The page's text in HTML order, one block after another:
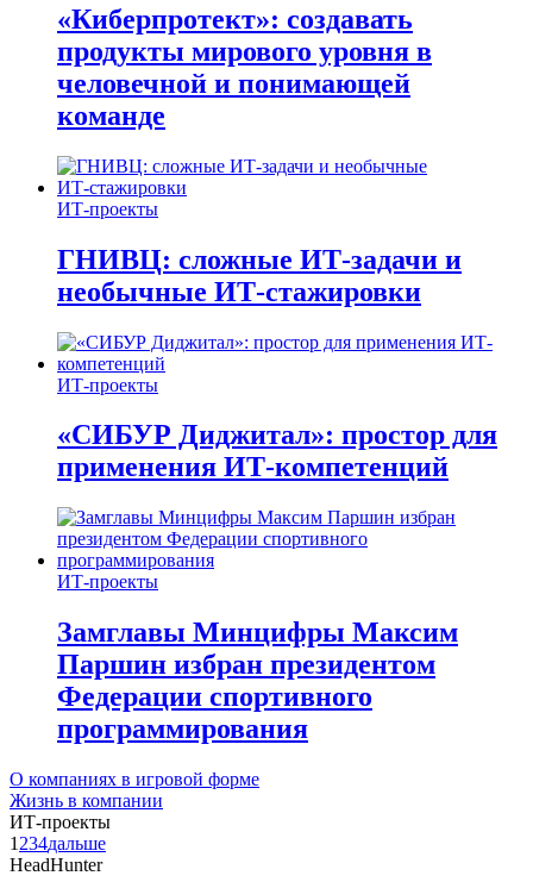
«Киберпротект»: создавать
продукты мирового уровня в
человечной и понимающей
команде
ИТ-проекты
ГНИВЦ: сложные ИТ‑задачи и
необычные ИТ‑стажировки
ИТ-проекты
«СИБУР Диджитал»: простор для
применения ИТ-компетенций
ИТ-проекты
Замглавы Минцифры Максим
Паршин избран президентом
Федерации спортивного
программирования
О компаниях в игровой форме
Жизнь в компании
ИТ-проекты
1 234дальше
HeadHunter